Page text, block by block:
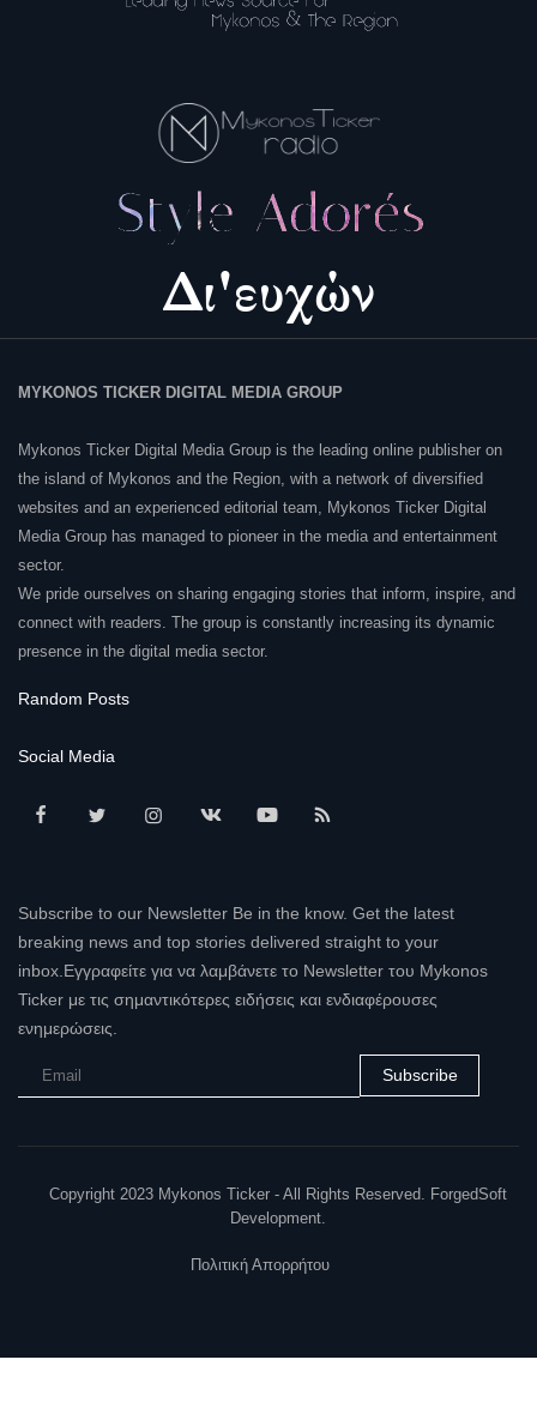
MYKONOS TICKER DIGITAL MEDIA GROUP
Mykonos Ticker Digital Media Group is the leading online publisher on
the island of Mykonos and the Region, with a network of diversified
websites and an experienced editorial team, Mykonos Ticker Digital
Media Group has managed to pioneer in the media and entertainment
sector.
We pride ourselves on sharing engaging stories that inform, inspire, and
connect with readers. The group is constantly increasing its dynamic
presence in the digital media sector.
Random Posts
Social Media
Subscribe to our Newsletter Be in the know. Get the latest
breaking news and top stories delivered straight to your
inbox.Εγγραφείτε για να λαμβάνετε το Newsletter του Mykonos
Ticker με τις σημαντικότερες ειδήσεις και ενδιαφέρουσες
ενημερώσεις.
Subscribe
Copyright 2023 Mykonos Ticker - All Rights Reserved. ForgedSoft
Development.
Πολιτική Απορρήτου